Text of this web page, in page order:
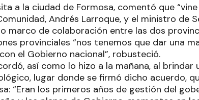
a la ciudad de Formosa, comentó que
Andrés Larroque, y el ministro de
marco de colaboración entre las dos
provinciales “nos tenemos que dar una
el Gobierno nacional”, robusteció.
así como lo hizo a la mañana, al brindar
lugar donde se firmó dicho acuerdo,
“Eran los primeros años de gestión del